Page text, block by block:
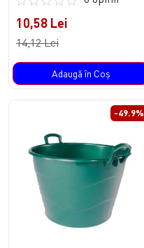
10,58 Lei
14,12 Lei
Adaugă în Coş
-49.9%